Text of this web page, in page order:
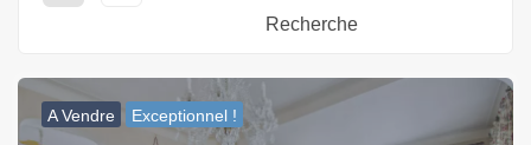
Recherche
A Vendre Exceptionnel !